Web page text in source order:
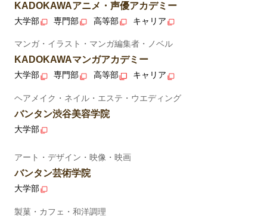
KADOKAWAアニメ・声優アカデミー
大学部 専門部 高等部 キャリア
マンガ・イラスト・マンガ編集者・ノベル
KADOKAWAマンガアカデミー
大学部 専門部 高等部 キャリア
ヘアメイク・ネイル・エステ・ウエディング
バンタン渋谷美容学院
大学部
アート・デザイン・映像・映画
バンタン芸術学院
大学部
製菓・カフェ・和洋調理